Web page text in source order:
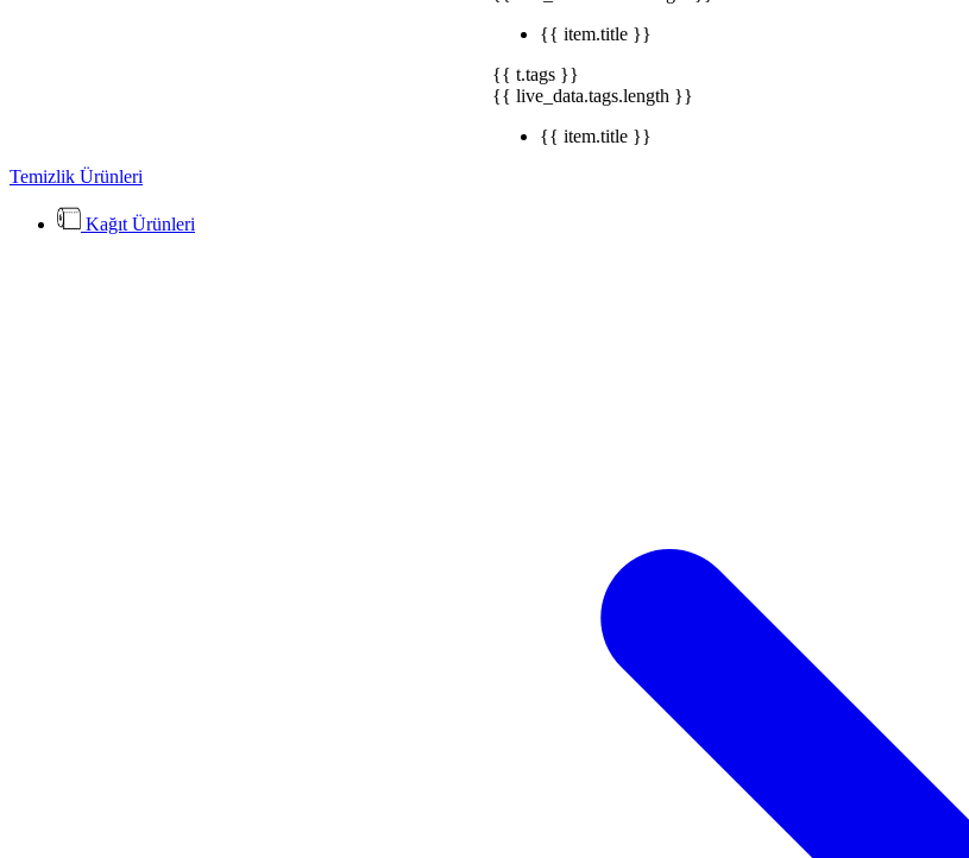
{{ item.title }}
{{ t.tags }}
{{ live_data.tags.length }}
{{ item.title }}
Temizlik Ürünleri
Kağıt Ürünleri